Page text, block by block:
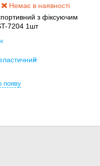
Немає в наявності
з фіксуючим
7204 1шт
появу